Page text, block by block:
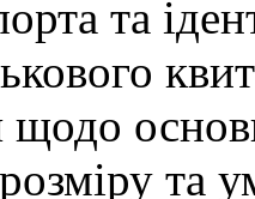
та
щодо
та